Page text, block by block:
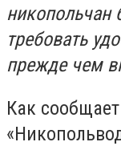
никопольчан
требовать
прежде чем
Как